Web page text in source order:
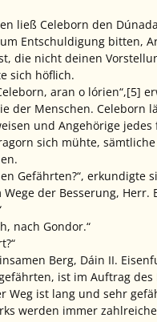
ließ Celeborn den
Entschuldigung bitten,
die nicht deinen
sich höflich.
aran o lórien“,[5]
der Menschen. Celeborn
und Angehörige
sich mühte,
Gefährten?“, erkundigte
Wege der Besserung,
nach Gondor.“
Berg, Dáin II.
ist im Auftrag
Weg ist lang und sehr
werden immer